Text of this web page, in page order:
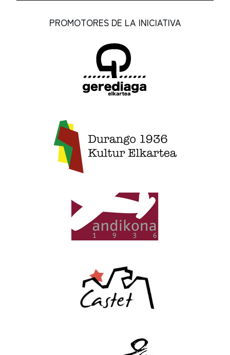
PROMOTORES DE LA INICIATIVA